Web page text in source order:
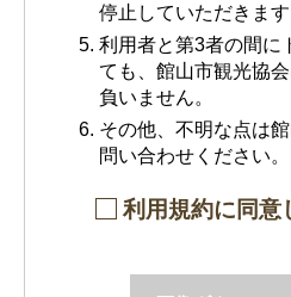
停止していただきます
利用者と第3者の間に
ても、館山市観光協
負いません。
その他、不明な点は
問い合わせください。
利用規約に同意